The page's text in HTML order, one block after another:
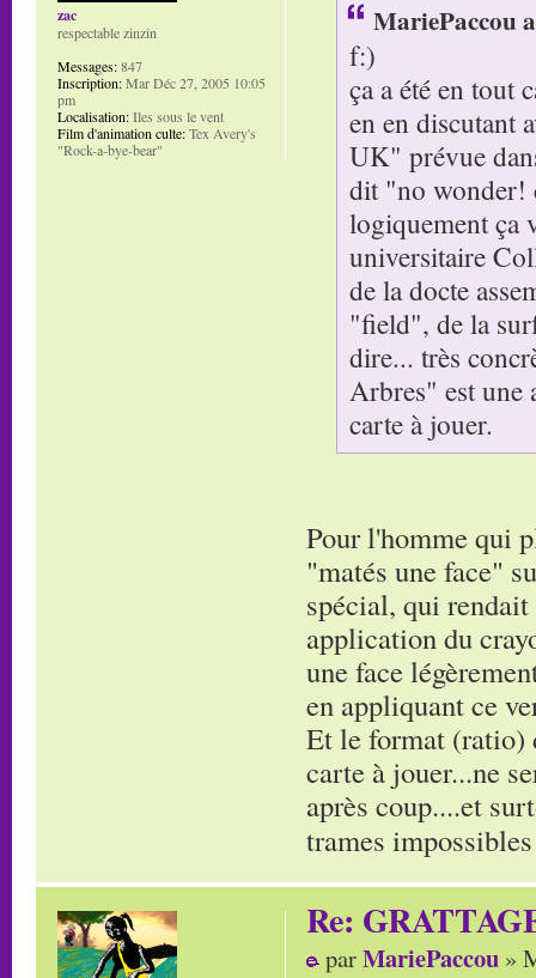
MariePaccou
f:)
ça a été en tout
en en discutant
UK" prévue
dit "no wonder!
logiquement ça
universitaire
de la docte
"field", de la
dire... très
Arbres" est une
carte à jouer.
Pour l'homme qui
"matés une face"
spécial, qui
application du
une face
en appliquant ce
Et le format (ratio)
carte à jouer...ne
après coup....et
trames
zac
respectable zinzin
Messages:847
Inscription:Mar Déc 27, 2005 10:05
pm
Localisation:Iles sous le vent
Film d'animation culte:Tex Avery's
"Rock-a-bye-bear"
Re:
parMariePaccou »